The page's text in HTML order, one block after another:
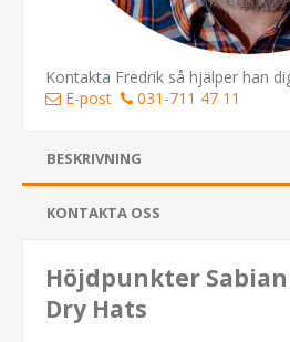
Kontakta Fredrik så hjälper han
E-post
031-711 47 11
BESKRIVNING
KONTAKTA OSS
Höjdpunkter
Dry Hats